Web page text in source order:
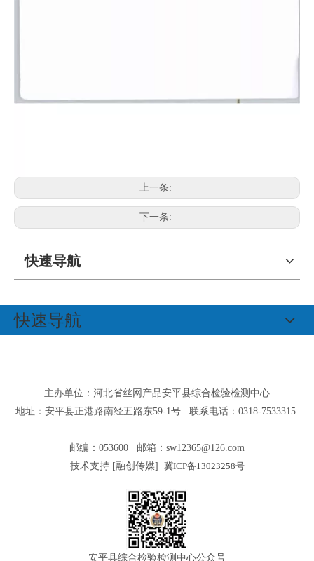
上一条:
下一条:
快速导航
快速导航
主办单位：河北省丝网产品安平县综合检验检测中心
地址：安平县正港路南经五路东59-1号 联系电话：0318-7533315
邮编：053600 邮箱： sw12365@126.com
技术支持 [融创传媒] 冀ICP备13023258号
安平县综合检验检测中心公众号